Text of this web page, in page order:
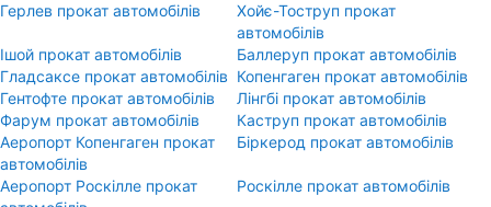
Герлев прокат автомобілів
Хойє-Тоструп прокат
автомобілів
Ішой прокат автомобілів
Баллеруп прокат автомобілів
Гладсаксе прокат автомобілів Копенгаген прокат автомобілів
Гентофте прокат автомобілів
Лінгбі прокат автомобілів
Фарум прокат автомобілів
Каструп прокат автомобілів
Аеропорт Копенгаген прокат
автомобілів
Біркерод прокат автомобілів
Аеропорт Роскілле прокат
Роскілле прокат автомобілів